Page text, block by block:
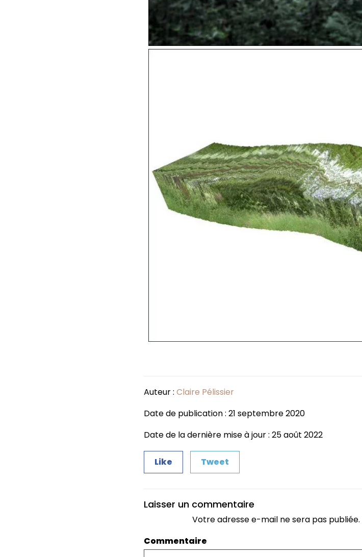
Auteur : Claire Pélissier
Date de publication : 21 septembre 2020
Date de la dernière mise à jour : 25 août 2022
Like Tweet
Laisser un commentaire
Votre adresse e-mail ne sera pas publiée.
Commentaire